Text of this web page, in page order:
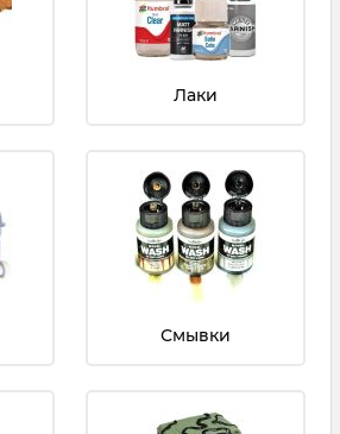
Лаки
Смывки